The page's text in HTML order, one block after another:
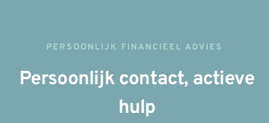
PERSOONLIJK FINANCIEEL ADVIES
Persoonlijk contact, actieve
hulp